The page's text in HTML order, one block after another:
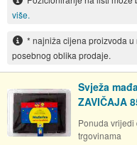
više.
* najniža cijena proizvoda
posebnog oblika prodaje.
Svježa
ZAVIČAJA
Ponuda vrijedi
trgovinama